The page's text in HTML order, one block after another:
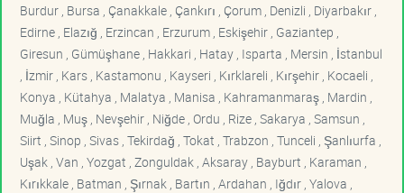
Burdur , Bursa , Çanakkale , Çankırı , Çorum , Denizli , Diyarbakır ,
Edirne , Elazığ , Erzincan , Erzurum , Eskişehir , Gaziantep ,
Giresun , Gümüşhane , Hakkari , Hatay , Isparta , Mersin , İstanbul
, İzmir , Kars , Kastamonu , Kayseri , Kırklareli , Kırşehir , Kocaeli ,
Konya , Kütahya , Malatya , Manisa , Kahramanmaraş , Mardin ,
Muğla , Muş , Nevşehir , Niğde , Ordu , Rize , Sakarya , Samsun ,
Siirt , Sinop , Sivas , Tekirdağ , Tokat , Trabzon , Tunceli , Şanlıurfa ,
Uşak , Van , Yozgat , Zonguldak , Aksaray , Bayburt , Karaman ,
Kırıkkale , Batman , Şırnak , Bartın , Ardahan , Iğdır , Yalova ,